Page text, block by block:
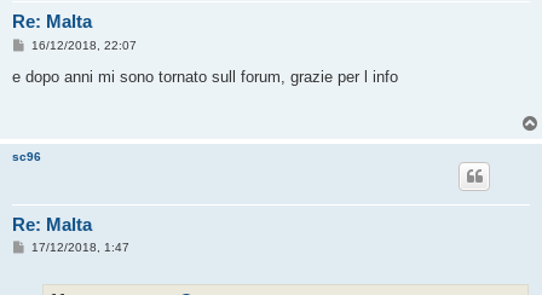
Re: Malta
M
s
i
o
16/12/2018, 22:07
e dopo anni mi sono tornato sull forum, grazie per l info
sc96
Re: Malta
M
17/12/2018, 1:47